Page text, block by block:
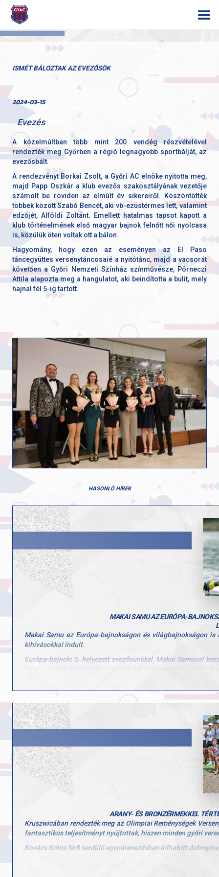
ISMÉT BÁLOZTAK AZ EVEZŐSÖK
2024-03-15
Evezés
A közelmúltban több mint 200 vendég részvételével
rendezték meg Győrben a régió legnagyobb sportbálját, az
evezősbált.
A rendezvényt Borkai Zsolt, a Győri AC elnöke nyitotta meg,
majd Papp Oszkár a klub evezős szakosztályának vezetője
számolt be röviden az elmúlt év sikereiről. Köszöntötték
többek között Szabó Bencét, aki vb-ezüstérmes lett, valamint
edzőjét, Alföldi Zoltánt. Emellett hatalmas tapsot kapott a
klub történelmének első magyar bajnok felnőtt női nyolcasa
is, közülük öten voltak ott a bálon.
Hagyomány, hogy ezen az eseményen az El Paso
táncegyüttes versenytáncosaié a nyitótánc, majd a vacsorát
követően a Győri Nemzeti Színház színművésze, Pörneczi
Attila alapozta meg a hangulatot, aki beindította a bulit, mely
hajnal fél 5-ig tartott.
HASONLÓ HÍREK
MAKAI SAMU AZ EURÓPA-
Makai Samu az Európa-bajnokságon és világbajnokságon
kihívásokkal indult.
Európa-bajnoki 5. helyezett evezősünkkel, Makai Samuval
Nézzétek meg a vele készült interjút ide kattintva: https://
ARANY- ÉS BRONZÉRMEKKEL
Kruszwicában rendezték meg az Olimpiai Reménységek
fantasztikus teljesítményt nyújtottak, hiszen minden győri
Kovács Kolos férfi serdülő egypárevezősben állhatott